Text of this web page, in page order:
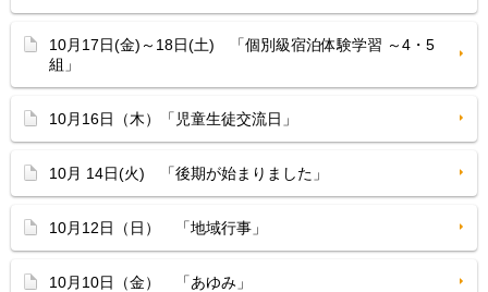
10月17日(金)～18日(土) 「個別級宿泊体験学習 ～4・5
組」
10月16日（木）「児童生徒交流日」
10月 14日(火) 「後期が始まりました」
10月12日（日） 「地域行事」
10月10日（金） 「あゆみ」